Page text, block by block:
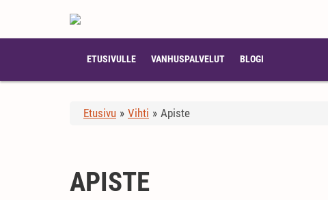
ETUSIVULLE VANHUSPALVELUT BLOGI
Etusivu » Vihti » Apiste
APISTE